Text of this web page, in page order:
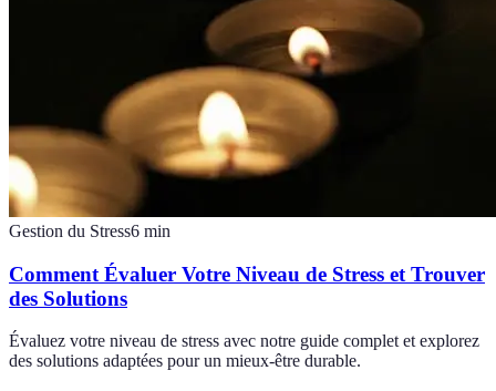
Gestion du Stress6 min
Comment Évaluer Votre Niveau de Stress et Trouver
des Solutions
Évaluez votre niveau de stress avec notre guide complet et explorez
des solutions adaptées pour un mieux-être durable.